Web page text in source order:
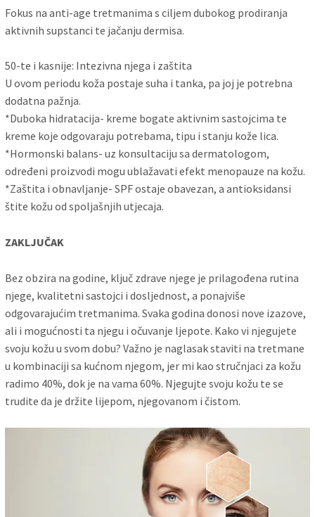
Fokus na anti-age tretmanima s ciljem dubokog prodiranja
aktivnih supstanci te jačanju dermisa.
50-te i kasnije: Intezivna njega i zaštita
U ovom periodu koža postaje suha i tanka, pa joj je potrebna
dodatna pažnja.
*Duboka hidratacija- kreme bogate aktivnim sastojcima te
kreme koje odgovaraju potrebama, tipu i stanju kože lica.
*Hormonski balans- uz konsultaciju sa dermatologom,
određeni proizvodi mogu ublažavati efekt menopauze na kožu.
*Zaštita i obnavljanje- SPF ostaje obavezan, a antioksidansi
štite kožu od spoljašnjih utjecaja.
ZAKLJUČAK
Bez obzira na godine, ključ zdrave njege je prilagođena rutina
njege, kvalitetni sastojci i dosljednost, a ponajviše
odgovarajućim tretmanima. Svaka godina donosi nove izazove,
ali i mogućnosti ta njegu i očuvanje ljepote. Kako vi njegujete
svoju kožu u svom dobu? Važno je naglasak staviti na tretmane
u kombinaciji sa kućnom njegom, jer mi kao stručnjaci za kožu
radimo 40%, dok je na vama 60%. Njegujte svoju kožu te se
trudite da je držite lijepom, njegovanom i čistom.